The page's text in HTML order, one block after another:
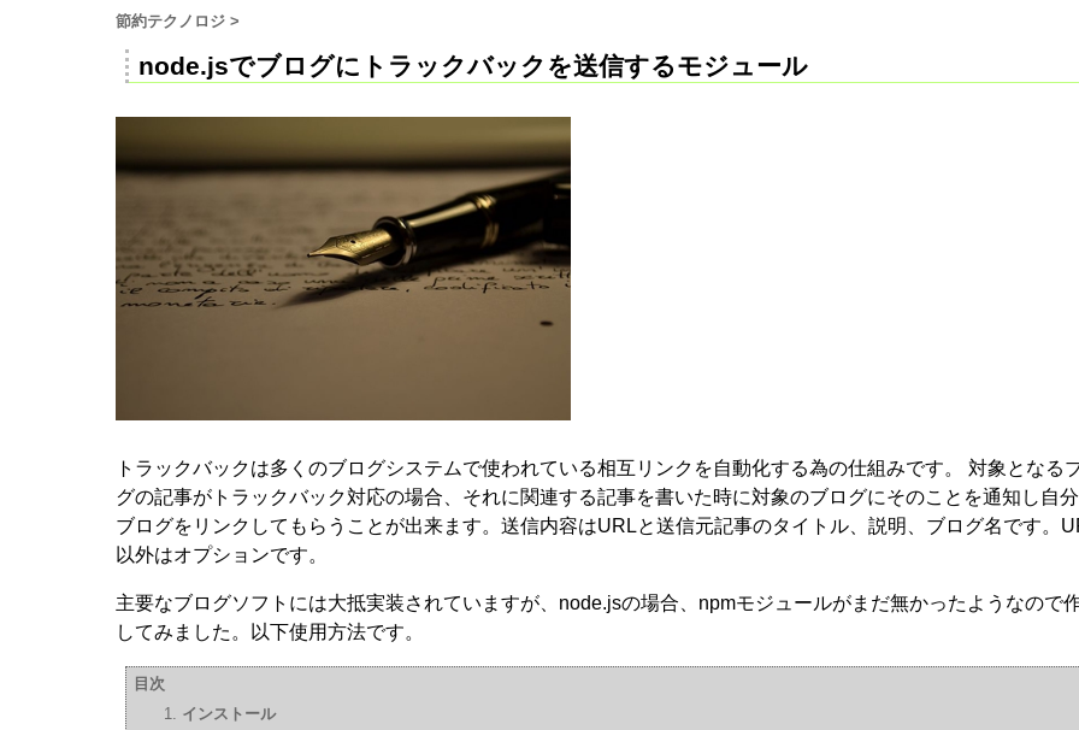
節約テクノロジ >
node.jsでブログにトラックバックを送信するモジュール
トラックバックは多くのブログシステムで使われている相互リンクを自動化する為の仕組みです。 対象となる
グの記事がトラックバック対応の場合、それに関連する記事を書いた時に対象のブログにそのことを通知し自
ブログをリンクしてもらうことが出来ます。送信内容はURLと送信元記事のタイトル、説明、ブログ名です。
以外はオプションです。
主要なブログソフトには大抵実装されていますが、node.jsの場合、npmモジュールがまだ無かったようなので
してみました。以下使用方法です。
目次
インストール